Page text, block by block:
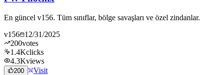
En güncel v156. Tüm sınıflar, bölge savaşları ve özel zindanlar.
v156
12/31/2025
200votes
1.4Kclicks
4.3Kviews
200 Visit